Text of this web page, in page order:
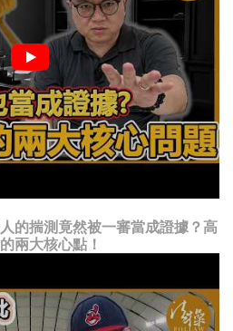
的揣測竟然被一審當成證據？高
兩大核心點！